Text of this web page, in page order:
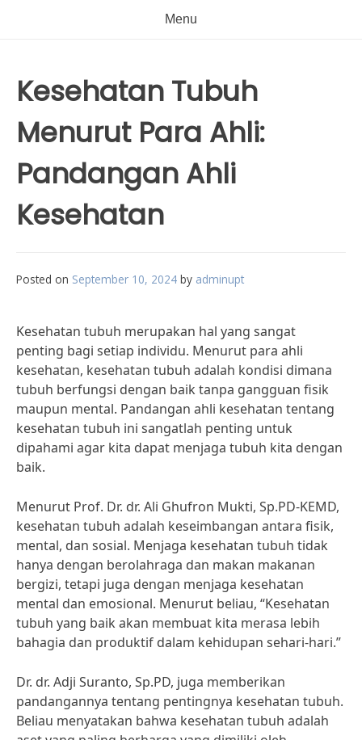
Menu
Kesehatan Tubuh
Menurut Para Ahli:
Pandangan Ahli
Kesehatan
Posted on September 10, 2024 by adminupt
Kesehatan tubuh merupakan hal yang sangat
penting bagi setiap individu. Menurut para ahli
kesehatan, kesehatan tubuh adalah kondisi dimana
tubuh berfungsi dengan baik tanpa gangguan fisik
maupun mental. Pandangan ahli kesehatan tentang
kesehatan tubuh ini sangatlah penting untuk
dipahami agar kita dapat menjaga tubuh kita dengan
baik.
Menurut Prof. Dr. dr. Ali Ghufron Mukti, Sp.PD-KEMD,
kesehatan tubuh adalah keseimbangan antara fisik,
mental, dan sosial. Menjaga kesehatan tubuh tidak
hanya dengan berolahraga dan makan makanan
bergizi, tetapi juga dengan menjaga kesehatan
mental dan emosional. Menurut beliau, “Kesehatan
tubuh yang baik akan membuat kita merasa lebih
bahagia dan produktif dalam kehidupan sehari-hari.”
Dr. dr. Adji Suranto, Sp.PD, juga memberikan
pandangannya tentang pentingnya kesehatan tubuh.
Beliau menyatakan bahwa kesehatan tubuh adalah